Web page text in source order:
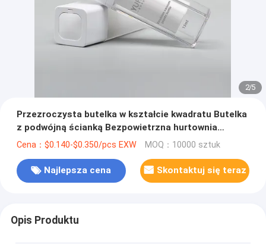
2/5
Przezroczysta butelka w kształcie kwadratu Butelka
z podwójną ścianką Bezpowietrzna hurtownia
Plastikowa butelka PET 15 ml 30 ml 50 ml
Cena：$0.140-$0.350/pcs EXW MOQ：10000 sztuk
Najlepsza cena Skontaktuj się teraz
Opis Produktu